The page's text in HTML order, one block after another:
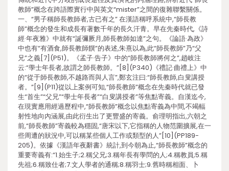
教師”概念在跨語際實行中與英文“mister”之間的復雜聯繫關係。
一、“男子稱師長教師者,古已有之” 在漢語稱呼系統中,“師長教
師”概念的發生和成長有著數千年的長久汗青。早在先秦時代,《詩
經·年夜雅》中就有“誕彌厥月,師長教師如達”之句。《論語·為政》
中也有“有酒食,師長教師饌”的表述,朱熹以為,此“師長教師”乃“父
兄”之義[7](P51)。《孟子·告子》中的“師長教師將何之”,趙岐注
云:“學士年長者,故謂之師長教師。”[8](P340)《禮記·曲禮上》中
的“從于師長教師,不越路而與人言”,鄭玄注曰:“師長教師,白叟講授
者。”[9](P11)從以上案例可知,“師長教師”概念在先秦時代就已發
生“首生”“父兄”“學士年長者”“白叟講授者”等焦點寄義。自漢迄今,
在現實應用經過歷程中,“師長教師”概念以焦點寄義為中間,不竭輻
射性地向內涵展,由此衍生出了更豐盛的寄義。俞理明指出,六朝之
前,“師長教師”寄義較為穩固,“唐宋以下,它指稱的人物范圍擴展,在一
些周遭的狀況中,可以稱某些個人工作或類型的人”[10](PP189-
205)。依據《漢語年夜辭書》統計,到今朝為止,“師長教師”概念的
重要寄義有:“1.始生子;2.稱父兄;3.稱年長有學問的人;4.稱教員;5.稱
先祖;6.稱致仕者;7.文人學者的通稱;8.稱羽士;9.舊時稱相面、卜